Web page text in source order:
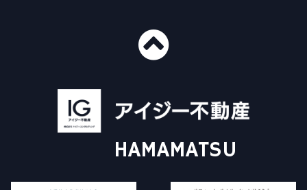
■免許番号
建設業許可 国土交通大臣許可（般-4）第20412号
宅地建物取引業 国土交通大臣（3）第8168号
HAMAMATSU